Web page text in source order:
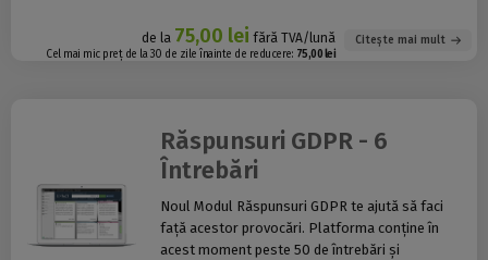
de la 75,00 leifără TVA/lună
Cel mai mic preț de la 30 de zile înainte de reducere: 75,00 lei
Citește mai mult
Răspunsuri GDPR - 6
Întrebări
Noul Modul Răspunsuri GDPR te ajută să faci
față acestor provocări. Platforma conține în
acest moment peste 50 de întrebări și